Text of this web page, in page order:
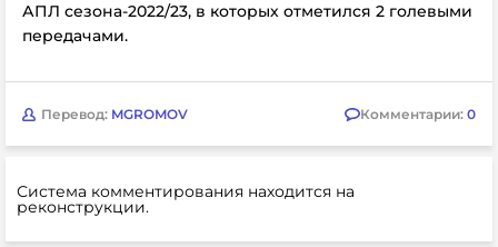
АПЛ сезона-2022/23, в которых отметился 2 голевыми
передачами.
Перевод: MGROMOV Комментарии: 0
Система комментирования находится на
реконструкции.